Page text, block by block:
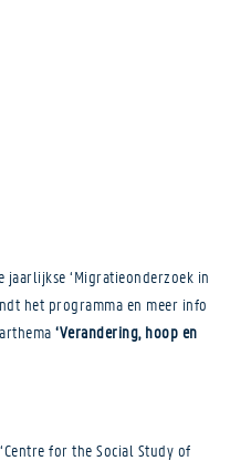
‘Migratieonderzoek in
het programma en meer info
‘Verandering, hoop en
for the Social Study of